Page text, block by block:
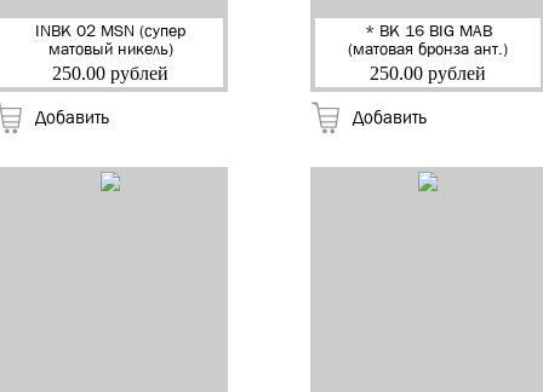
INBK 02 MSN (супер
матовый никель)
Завертка квадр. к
ручкам "RENZ" (5/100)
250.00 рублей
Добавить
* BK 16 BIG MAB
(матовая бронза ант.)
Завертка к ручкам
"RENZ,BIG" (6/60)
250.00 рублей
Добавить